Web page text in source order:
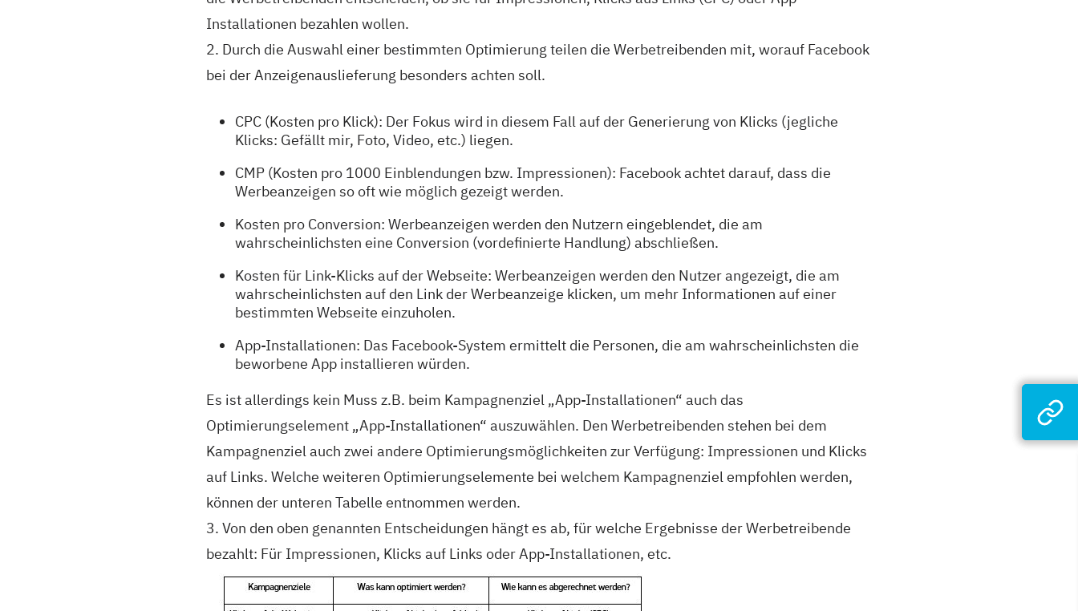
Installationen bezahlen wollen.
2. Durch die Auswahl einer bestimmten Optimierung teilen die Werbetreibenden mit, worauf Facebook
bei der Anzeigenauslieferung besonders achten soll.
CPC (Kosten pro Klick): Der Fokus wird in diesem Fall auf der Generierung von Klicks (jegliche
Klicks: Gefällt mir, Foto, Video, etc.) liegen.
CMP (Kosten pro 1000 Einblendungen bzw. Impressionen): Facebook achtet darauf, dass die
Werbeanzeigen so oft wie möglich gezeigt werden.
Kosten pro Conversion: Werbeanzeigen werden den Nutzern eingeblendet, die am
wahrscheinlichsten eine Conversion (vordefinierte Handlung) abschließen.
Kosten für Link-Klicks auf der Webseite: Werbeanzeigen werden den Nutzer angezeigt, die am
wahrscheinlichsten auf den Link der Werbeanzeige klicken, um mehr Informationen auf einer
bestimmten Webseite einzuholen.
App-Installationen: Das Facebook-System ermittelt die Personen, die am wahrscheinlichsten die
beworbene App installieren würden.
Es ist allerdings kein Muss z.B. beim Kampagnenziel „App-Installationen“ auch das
Optimierungselement „App-Installationen“ auszuwählen. Den Werbetreibenden stehen bei dem
Kampagnenziel auch zwei andere Optimierungsmöglichkeiten zur Verfügung: Impressionen und Klicks
auf Links. Welche weiteren Optimierungselemente bei welchem Kampagnenziel empfohlen werden,
können der unteren Tabelle entnommen werden.
3. Von den oben genannten Entscheidungen hängt es ab, für welche Ergebnisse der Werbetreibende
bezahlt: Für Impressionen, Klicks auf Links oder App-Installationen, etc.